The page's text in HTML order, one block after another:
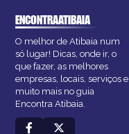
ENCONTRAATIBAIA
O melhor de Atibaia num
só lugar! Dicas, onde ir, o
que fazer, as melhores
empresas, locais, serviços e
muito mais no guia
Encontra Atibaia.